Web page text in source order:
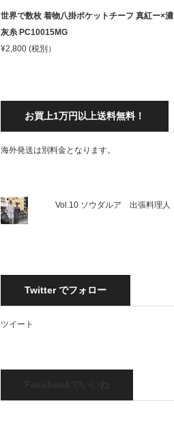
世界で数枚 着物八掛ポケットチーフ 真紅ー×濃
灰糸 PC10015MG
¥2,800 (税別）
お買上1万円以上送料無料！
海外発送は別料金となります。
Vol.10 ソウダルア 出張料理人
Twitter でフォロー
ツイート